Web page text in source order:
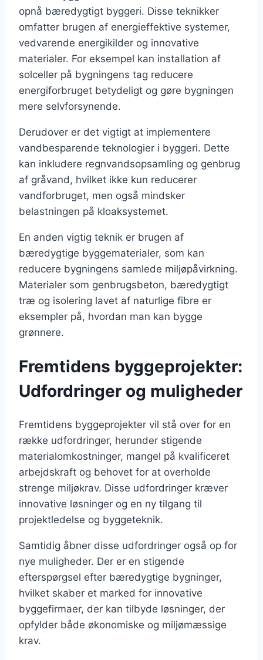
opnå bæredygtigt byggeri. Disse teknikker
omfatter brugen af energieffektive systemer,
vedvarende energikilder og innovative
materialer. For eksempel kan installation af
solceller på bygningens tag reducere
energiforbruget betydeligt og gøre bygningen
mere selvforsynende.
Derudover er det vigtigt at implementere
vandbesparende teknologier i byggeri. Dette
kan inkludere regnvandsopsamling og genbrug
af gråvand, hvilket ikke kun reducerer
vandforbruget, men også mindsker
belastningen på kloaksystemet.
En anden vigtig teknik er brugen af
bæredygtige byggematerialer, som kan
reducere bygningens samlede miljøpåvirkning.
Materialer som genbrugsbeton, bæredygtigt
træ og isolering lavet af naturlige fibre er
eksempler på, hvordan man kan bygge
grønnere.
Fremtidens byggeprojekter:
Udfordringer og muligheder
Fremtidens byggeprojekter vil stå over for en
række udfordringer, herunder stigende
materialomkostninger, mangel på kvalificeret
arbejdskraft og behovet for at overholde
strenge miljøkrav. Disse udfordringer kræver
innovative løsninger og en ny tilgang til
projektledelse og byggeteknik.
Samtidig åbner disse udfordringer også op for
nye muligheder. Der er en stigende
efterspørgsel efter bæredygtige bygninger,
hvilket skaber et marked for innovative
byggefirmaer, der kan tilbyde løsninger, der
opfylder både økonomiske og miljømæssige
krav.